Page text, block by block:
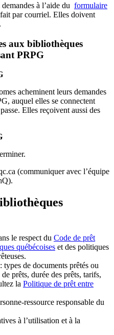
à l’aide du formulaire
par courriel. Elles doivent
aux bibliothèques
PRPG
acheminent leurs demandes
auquel elles se connectent
Elles reçoivent aussi des
(communiquer avec l’équipe
.
le respect du Code de prêt
québécoises et des politiques
: types de documents prêtés ou
prêts, durée des prêts, tarifs,
la Politique de prêt entre
ressource responsable du
à l’utilisation et à la